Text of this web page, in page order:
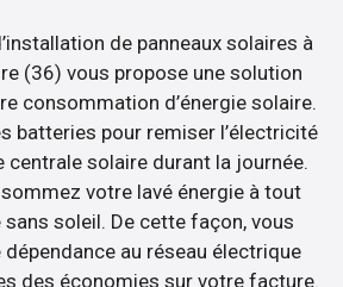
de panneaux solaires à
(36) vous propose une solution
consommation d’énergie solaire.
batteries pour remiser l’électricité
centrale solaire durant la journée.
votre lavé énergie à tout
soleil. De cette façon, vous
au réseau électrique
des économies sur votre facture.